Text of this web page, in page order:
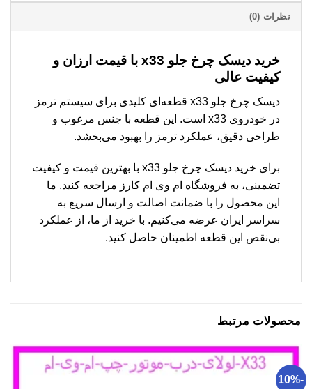
نظرات (0)
خرید دیسک چرخ جلو x33 با قیمت ارزان و
کیفیت عالی
دیسک چرخ جلو x33 قطعه‌ای کلیدی برای سیستم ترمز
در خودروی x33 است. این قطعه با جنس مرغوب و
طراحی دقیق، عملکرد ترمز را بهبود می‌بخشد.
برای خرید دیسک چرخ جلو x33 با بهترین قیمت و کیفیت
تضمینی، به فروشگاه ام وی ام کارز مراجعه کنید. ما
این محصول را با ضمانت اصالت و ارسال سریع به
سراسر ایران عرضه می‌کنیم. با خرید از ما، از عملکرد
بی‌نقص این قطعه اطمینان حاصل کنید.
محصولات مرتبط
-10%